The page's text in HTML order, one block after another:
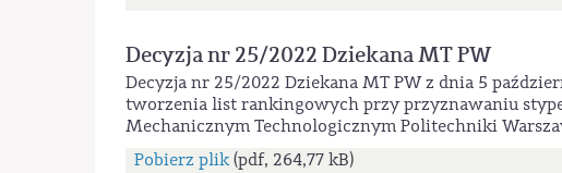
Decyzja nr 25/2022 Dziekana MT PW
Decyzja nr 25/2022 Dziekana MT PW z dnia 5
tworzenia list rankingowych przy przyznawaniu
Mechanicznym Technologicznym Politechniki
Pobierz plik(pdf, 264,77 kB)